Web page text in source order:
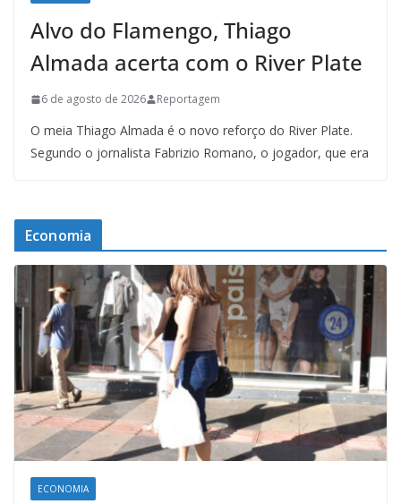
Alvo do Flamengo, Thiago
Almada acerta com o River Plate
6 de agosto de 2026 Reportagem
O meia Thiago Almada é o novo reforço do River Plate.
Segundo o jornalista Fabrizio Romano, o jogador, que era
Economia
ECONOMIA